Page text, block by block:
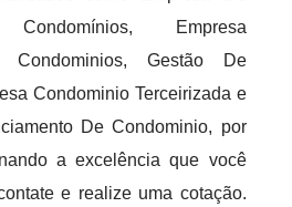
Empresa
Condominios, Gestão De
Condominio Terceirizada e
De Condominio, por
a excelência que você
e realize uma cotação.